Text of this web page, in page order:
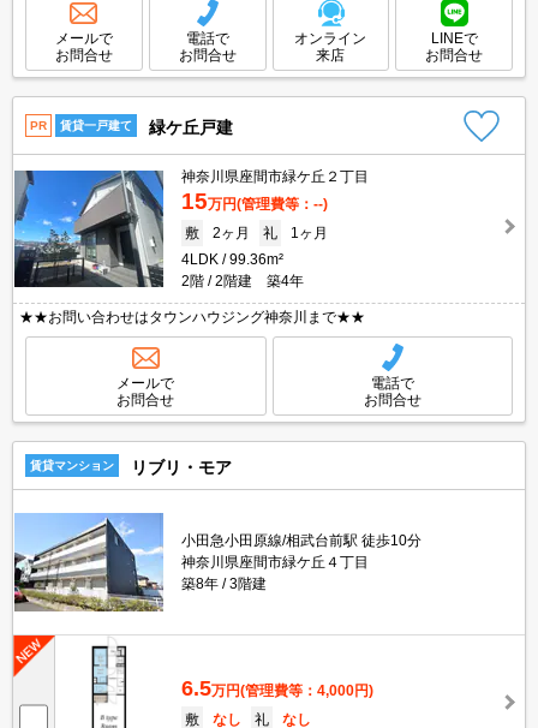
m。郵便局へ310m。利便立地で新生活スタート。
メールで
お問合せ
電話で
お問合せ
オンライン
来店
LINEで
お問合せ
PR 賃貸一戸建て 緑ケ丘戸建
神奈川県座間市緑ケ丘２丁目
15万円(管理費等：--)
敷
2ヶ月 礼
1ヶ月
4LDK
99.36m²
2階
2階建 築4年
★★お問い合わせはタウンハウジング神奈川まで★★
メールで
お問合せ
電話で
お問合せ
賃貸マンション リブリ・モア
小田急小田原線/相武台前駅 徒歩10分
神奈川県座間市緑ケ丘４丁目
築8年
3階建
6.5万円(管理費等：4,000円)
敷
なし 礼
なし